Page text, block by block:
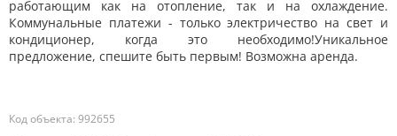
работающим как на отопление, так и на охлаждение.
Коммунальные платежи - только электричество на свет и
кондиционер, когда это необходимо!Уникальное
предложение, спешите быть первым! Возможна аренда.
Код объекта: 992655